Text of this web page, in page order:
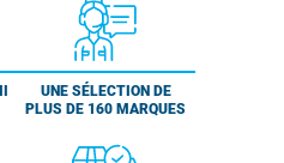
UNE SÉLECTION DE
PLUS DE 160 MARQUES